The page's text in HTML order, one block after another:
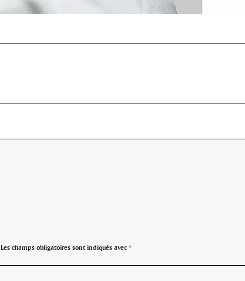
Les champs obligatoires sont indiqués avec *